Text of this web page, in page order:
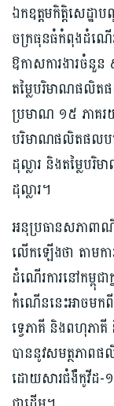
ឯកឧត្តមកិត្តិសេដ្ឋា
ចក្រ​ធុនធំ​កំពុង​ដំណើ
ឱកាស​ការងារ​ចំនួ
តម្លៃ​បរិមាណ​ផលិត
ប្រមាណ ១៥ ​ភាគរ
បរិមាណ​ផលិតផល​បម្
ដុល្លារ និង​តម្លៃ​
ដុល្លារ​។
អនុប្រធាន​សភាពា
លើកឡើងថា តាម​ក
ដំណើរការ​នៅ​កម្ពុជ
កំណើន​នេះ​អាចមកពី​
ទ្វេភាគី និង​ពហុភា
បាន​នូវ​សមត្ថភាព​
ដោយសារ​ជំងឺ​កូវីដ​-១